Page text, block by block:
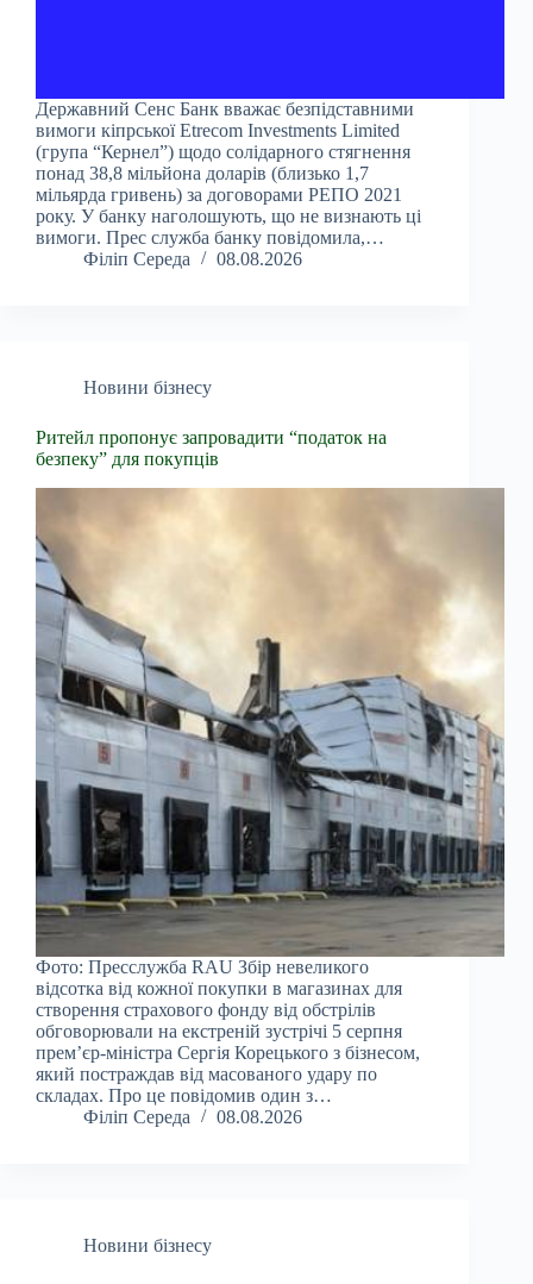
Державний Сенс Банк вважає безпідставними
вимоги кіпрської Etrecom Investments Limited
(група “Кернел”) щодо солідарного стягнення
понад 38,8 мільйона доларів (близько 1,7
мільярда гривень) за договорами РЕПО 2021
року. У банку наголошують, що не визнають ці
вимоги. Прес служба банку повідомила,…
Філіп Середа
08.08.2026
Новини бізнесу
Ритейл пропонує запровадити “податок на
безпеку” для покупців
Фото: Пресслужба RAU Збір невеликого
відсотка від кожної покупки в магазинах для
створення страхового фонду від обстрілів
обговорювали на екстреній зустрічі 5 серпня
прем’єр-міністра Сергія Корецького з бізнесом,
який постраждав від масованого удару по
складах. Про це повідомив один з…
Філіп Середа
08.08.2026
Новини бізнесу